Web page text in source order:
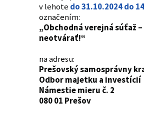
v lehote do 31.10.2024 do
označením:
„Obchodná verejná súťaž
neotvárať!“
na adresu:
Prešovský samosprávny
Odbor majetku a investícií
Námestie mieru č. 2
080 01 Prešov